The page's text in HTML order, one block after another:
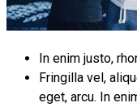
In enim justo,
Fringilla vel,
eget, arcu. In